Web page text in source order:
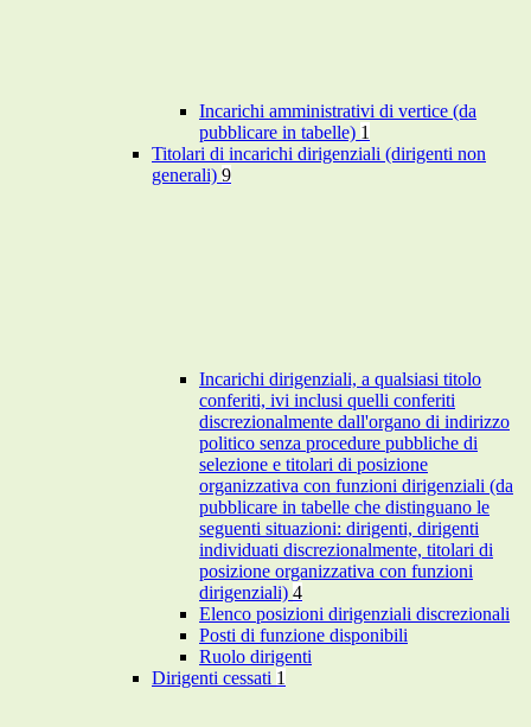
Incarichi amministrativi di vertice (da
pubblicare in tabelle) 1
Titolari di incarichi dirigenziali (dirigenti non
generali) 9
Incarichi dirigenziali, a qualsiasi titolo
conferiti, ivi inclusi quelli conferiti
discrezionalmente dall'organo di indirizzo
politico senza procedure pubbliche di
selezione e titolari di posizione
organizzativa con funzioni dirigenziali (da
pubblicare in tabelle che distinguano le
seguenti situazioni: dirigenti, dirigenti
individuati discrezionalmente, titolari di
posizione organizzativa con funzioni
dirigenziali) 4
Elenco posizioni dirigenziali discrezionali
Posti di funzione disponibili
Ruolo dirigenti
Dirigenti cessati 1